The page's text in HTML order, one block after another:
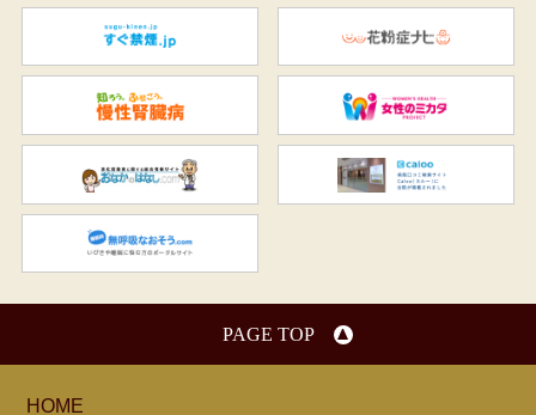
すぐ禁煙.jp
知ろう、ふせごう。慢性腎臓
おなかのはなし.com
PAGE TOP
HOME